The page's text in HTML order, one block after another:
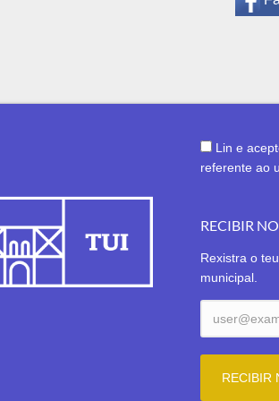
Lin e
referente ao
RECIBIR
Rexistra o
municipal.